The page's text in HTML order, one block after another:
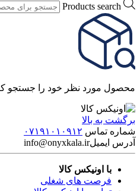
Products search
محصول مورد نظر خود را جستجو
برگشت به بالا
شماره تماس ۰۷۱۹۱۰۱۰۹۱۲
آدرس ایمیلinfo@onyxkala.ir
با اونیکس کالا
فرصت های شغلی